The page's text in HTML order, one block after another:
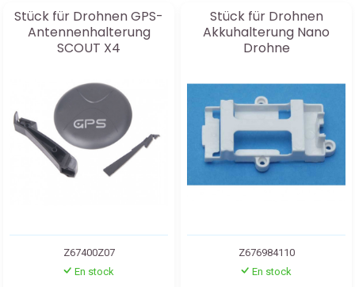
Stück für Drohnen GPS-
Antennenhalterung
SCOUT X4
Z67400Z07
En stock
Stück für Drohnen
Akkuhalterung Nano
Drohne
Z676984110
En stock